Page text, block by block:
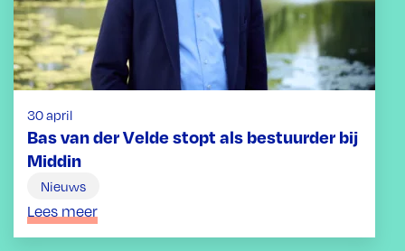
Bas van der Velde stopt als bestuurder bij
Middin
30 april
Nieuws
Lees meer